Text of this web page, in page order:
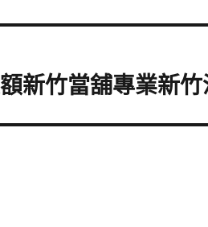
新竹當舖專業新